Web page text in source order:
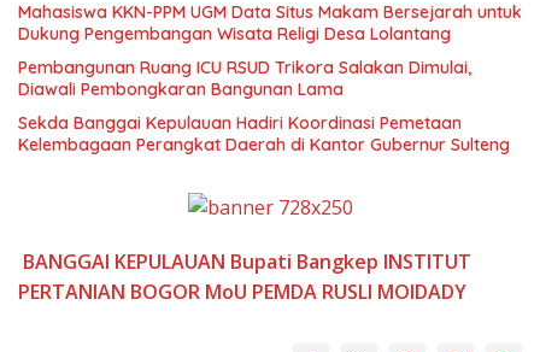
Mahasiswa KKN-PPM UGM Data Situs Makam Bersejarah untuk
Dukung Pengembangan Wisata Religi Desa Lolantang
Pembangunan Ruang ICU RSUD Trikora Salakan Dimulai,
Diawali Pembongkaran Bangunan Lama
Sekda Banggai Kepulauan Hadiri Koordinasi Pemetaan
Kelembagaan Perangkat Daerah di Kantor Gubernur Sulteng
BANGGAI KEPULAUAN Bupati Bangkep INSTITUT
PERTANIAN BOGOR MoU PEMDA RUSLI MOIDADY